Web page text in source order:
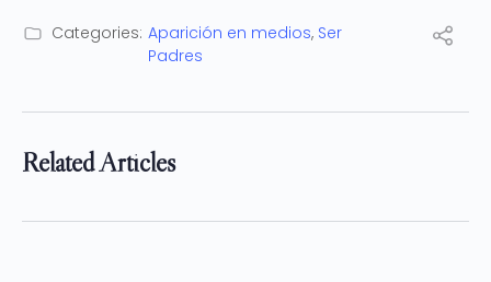
Categories: Aparición en medios, Ser
Padres
Related Articles